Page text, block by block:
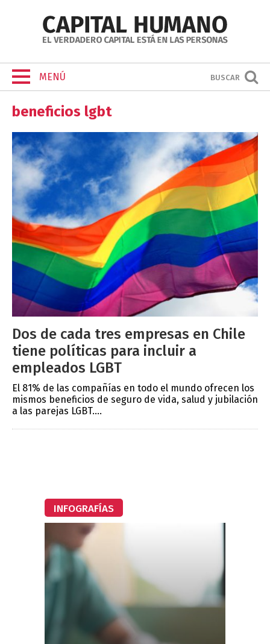
MENÚ BUSCAR
beneficios lgbt
Dos de cada tres empresas en Chile
tiene políticas para incluir a
empleados LGBT
El 81% de las compañías en todo el mundo ofrecen los
mismos beneficios de seguro de vida, salud y jubilación
a las parejas LGBT....
INFOGRAFÍAS